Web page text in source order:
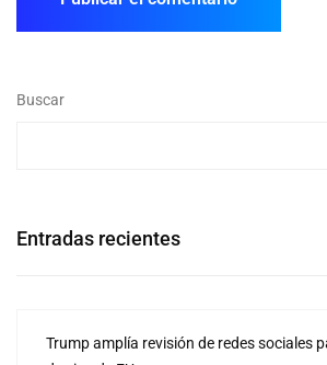
Buscar
Entradas recientes
Trump amplía revisión de redes sociales